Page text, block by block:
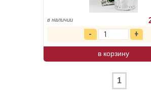
в наличии
в корзину
1